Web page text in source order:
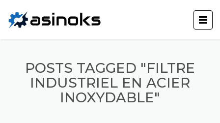
POSTS TAGGED "FILTRE
INDUSTRIEL EN ACIER
INOXYDABLE"